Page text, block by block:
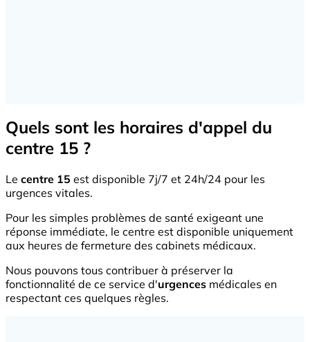
Quels sont les horaires d'appel du
centre 15 ?
Le centre 15 est disponible 7j/7 et 24h/24 pour les
urgences vitales.
Pour les simples problèmes de santé exigeant une
réponse immédiate, le centre est disponible uniquement
aux heures de fermeture des cabinets médicaux.
Nous pouvons tous contribuer à préserver la
fonctionnalité de ce service d'urgences médicales en
respectant ces quelques règles.